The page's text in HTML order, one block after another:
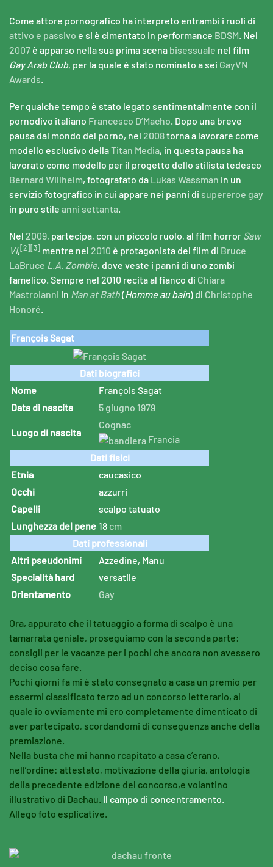
Come attore pornografico ha interpreto entrambi i ruoli di
attivo e passivo e si è cimentato in performance BDSM. Nel
2007 è apparso nella sua prima scena bisessuale nel film
Gay Arab Club, per la quale è stato nominato a sei GayVN
Awards.
Per qualche tempo è stato legato sentimentalmente con il
pornodivo italiano Francesco D’Macho. Dopo una breve
pausa dal mondo del porno, nel 2008torna a lavorare come
modello esclusivo dellaTitan Media, in questa pausa ha
lavorato come modello per il progetto dello stilista tedesco
Bernard Willhelm, fotografato da Lukas Wassman in un
servizio fotografico in cui appare nei panni di supereroe gay
in puro stile anni settanta.
Nel 2009, partecipa, con un piccolo ruolo, al film horror Saw
VI,[2] [3] mentre nel 2010 è protagonista del film di Bruce
LaBruce L.A. Zombie, dove veste i panni di uno zombi
famelico. Sempre nel 2010 recita al fianco di Chiara
Mastroianni in Man at Bath(Homme au bain) di Christophe
Honoré.
François Sagat
Dati biografici
Nome
François Sagat
Data di nascita
5 giugno 1979
Luogo di nascita
Cognac
Francia
Dati fisici
Etnia
caucasico
Occhi
azzurri
Capelli
scalpo tatuato
Lunghezza del pene 18 cm
Dati professionali
Altri pseudonimi
Azzedine, Manu
Specialità hard
versatile
Orientamento
Gay
Ora, appurato che il tatuaggio a forma di scalpo è una
tamarrata geniale, proseguiamo con la seconda parte:
consigli per le vacanze per i pochi che ancora non avessero
deciso cosa fare.
Pochi giorni fa mi è stato consegnato a casa un premio per
essermi classificato terzo ad un concorso letterario, al
quale io ovviamente mi ero completamente dimenticato di
aver partecipato, scordandomi di conseguenza anche della
premiazione.
Nella busta che mi hanno rcapitato a casa c’erano,
nell’ordine: attestato, motivazione della giuria, antologia
della precedente edizione del concorso,e volantino
illustrativo di Dachau. Il campo di concentramento.
Allego foto esplicative.